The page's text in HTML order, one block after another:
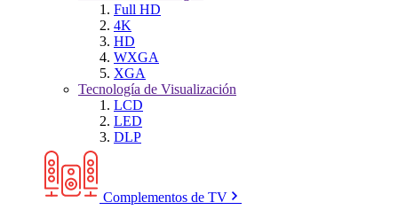
Full HD
4K
HD
WXGA
XGA
Tecnología de Visualización
LCD
LED
DLP
Complementos de TV